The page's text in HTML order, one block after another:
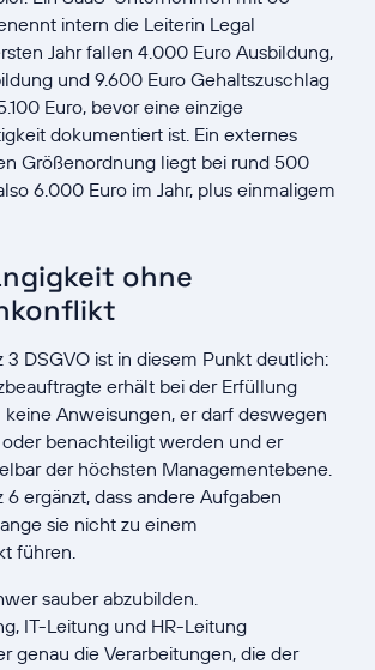
intern die Leiterin Legal
Jahr fallen 4.000 Euro Ausbildung,
und 9.600 Euro Gehaltszuschlag
Euro, bevor eine einzige
dokumentiert ist. Ein externes
Größenordnung liegt bei rund 500
6.000 Euro im Jahr, plus einmaligem
ohne
3 DSGVO ist in diesem Punkt deutlich:
erhält bei der Erfüllung
keine Anweisungen, er darf deswegen
benachteiligt werden und er
der höchsten Managementebene.
6 ergänzt, dass andere Aufgaben
sie nicht zu einem
führen.
sauber abzubilden.
IT-Leitung und HR-Leitung
genau die Verarbeitungen, die der